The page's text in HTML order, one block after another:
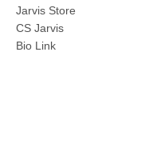
Jarvis Store
CS Jarvis
Bio Link